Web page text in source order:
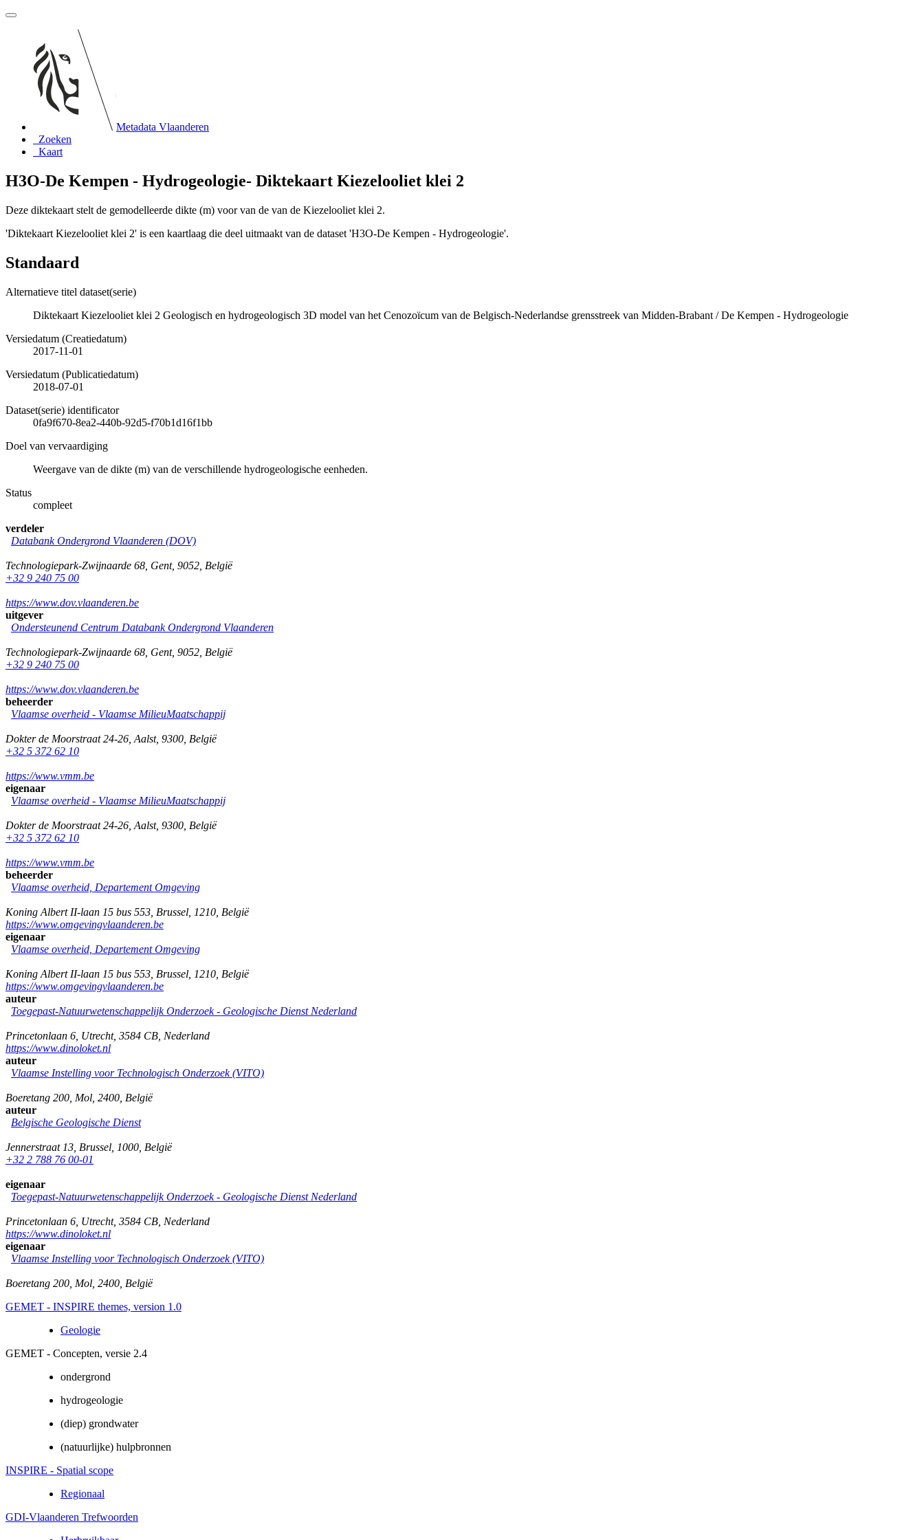
Metadata Vlaanderen
Zoeken
Kaart
H3O-De Kempen - Hydrogeologie- Diktekaart Kiezelooliet klei 2
Deze diktekaart stelt de gemodelleerde dikte (m) voor van de van de Kiezelooliet klei 2.
'Diktekaart Kiezelooliet klei 2' is een kaartlaag die deel uitmaakt van de dataset 'H3O-De Kempen - Hydrogeologie'.
Standaard
Alternatieve titel dataset(serie)
Diktekaart Kiezelooliet klei 2 Geologisch en hydrogeologisch 3D model van het Cenozoïcum van de Belgisch-Nederlandse grensstreek van Midden-Brabant / De Kempen - Hydrogeologie
Versiedatum (Creatiedatum)
2017-11-01
Versiedatum (Publicatiedatum)
2018-07-01
Dataset(serie) identificator
0fa9f670-8ea2-440b-92d5-f70b1d16f1bb
Doel van vervaardiging
Weergave van de dikte (m) van de verschillende hydrogeologische eenheden.
Status
compleet
verdeler
Databank Ondergrond Vlaanderen (DOV)
Technologiepark-Zwijnaarde 68 Gent, 9052 België
+32 9 240 75 00
https://www.dov.vlaanderen.be
uitgever
Ondersteunend Centrum Databank Ondergrond Vlaanderen
Technologiepark-Zwijnaarde 68 Gent, 9052 België
+32 9 240 75 00
https://www.dov.vlaanderen.be
beheerder
Vlaamse overheid - Vlaamse MilieuMaatschappij
Dokter de Moorstraat 24-26 Aalst, 9300 België
+32 5 372 62 10
https://www.vmm.be
eigenaar
Vlaamse overheid - Vlaamse MilieuMaatschappij
Dokter de Moorstraat 24-26 Aalst, 9300 België
+32 5 372 62 10
https://www.vmm.be
beheerder
Vlaamse overheid, Departement Omgeving
Koning Albert II-laan 15 bus 553 Brussel 1210 België
https://www.omgevingvlaanderen.be
eigenaar
Vlaamse overheid, Departement Omgeving
Koning Albert II-laan 15 bus 553 Brussel 1210 België
https://www.omgevingvlaanderen.be
auteur
Toegepast-Natuurwetenschappelijk Onderzoek - Geologische Dienst Nederland
Princetonlaan 6 Utrecht, 3584 CB Nederland
https://www.dinoloket.nl
auteur
Vlaamse Instelling voor Technologisch Onderzoek (VITO)
Boeretang 200 Mol 2400 België
auteur
Belgische Geologische Dienst
Jennerstraat 13 Brussel 1000 België
+32 2 788 76 00-01
eigenaar
Toegepast-Natuurwetenschappelijk Onderzoek - Geologische Dienst Nederland
Princetonlaan 6 Utrecht, 3584 CB Nederland
https://www.dinoloket.nl
eigenaar
Vlaamse Instelling voor Technologisch Onderzoek (VITO)
Boeretang 200 Mol 2400 België
GEMET - INSPIRE themes, version 1.0
Geologie
GEMET - Concepten, versie 2.4
ondergrond
hydrogeologie
(diep) grondwater
(natuurlijke) hulpbronnen
INSPIRE - Spatial scope
Regionaal
GDI-Vlaanderen Trefwoorden